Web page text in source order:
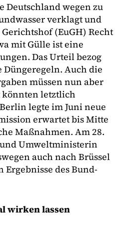
Deutschland wegen zu
verklagt und
(EuGH) Recht
mit Gülle ist eine
Das Urteil bezog
Auch die
müssen nun aber
könnten letztlich
legte im Juni neue
erwartet bis Mitte
Maßnahmen. Am 28.
Umweltministerin
auch nach Brüssel
Ergebnisse des Bund-
wirken lassen